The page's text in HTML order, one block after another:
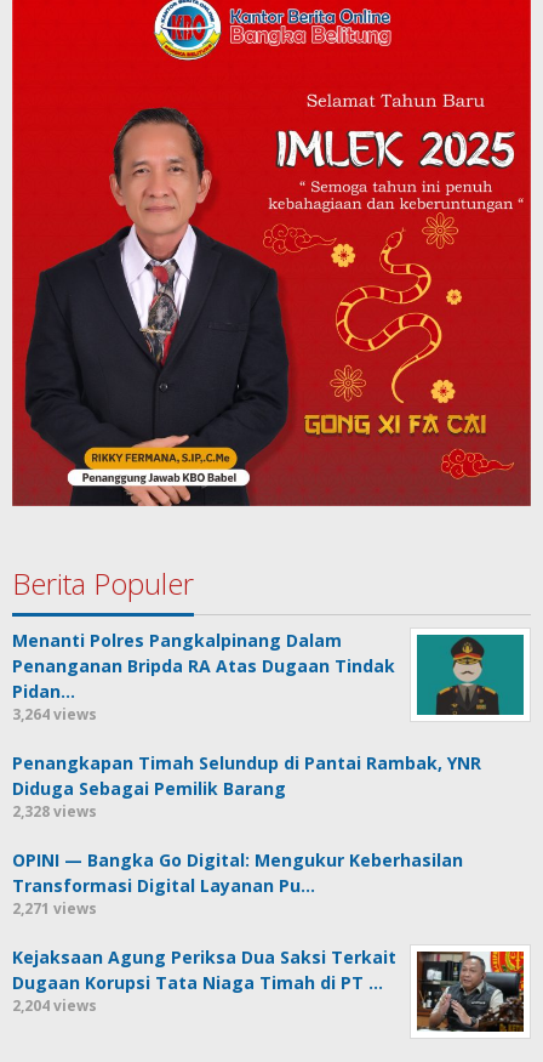
Berita Populer
Menanti Polres Pangkalpinang Dalam
Penanganan Bripda RA Atas Dugaan Tindak
Pidan…
3,264 views
Penangkapan Timah Selundup di Pantai Rambak, YNR
Diduga Sebagai Pemilik Barang
2,328 views
OPINI — Bangka Go Digital: Mengukur Keberhasilan
Transformasi Digital Layanan Pu…
2,271 views
Kejaksaan Agung Periksa Dua Saksi Terkait
Dugaan Korupsi Tata Niaga Timah di PT …
2,204 views